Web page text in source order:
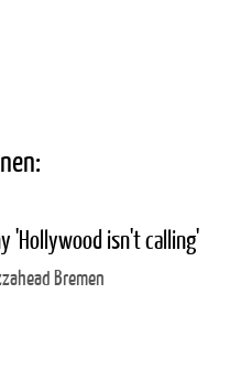
'Hollywood isn't calling'
Bremen